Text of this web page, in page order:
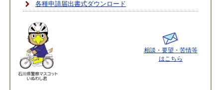
各種申請届出書式ダウンロード
相談・要望・苦情等
はこちら